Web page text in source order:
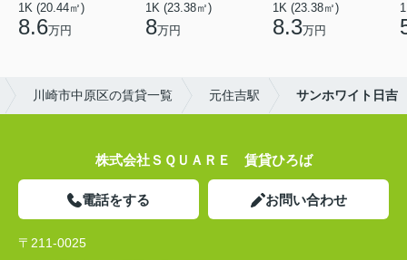
1K (20.44㎡)
8.6万円
1K (23.38㎡)
8万円
1K (23.38㎡)
8.3万円
川崎市中原区の賃貸一覧 元住吉駅 サンホワイト日吉
株式会社ＳＱＵＡＲＥ 賃貸ひろば
電話をする お問い合わせ
〒211-0025